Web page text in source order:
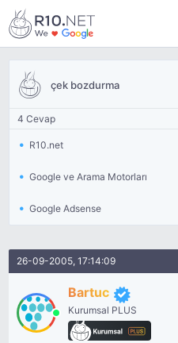
çek bozdurma
4 Cevap
R10.net
Google ve Arama Motorları
Google Adsense
26-09-2005, 17:14:09
Bartuc
Kurumsal PLUS